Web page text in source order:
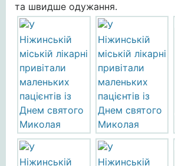
та швидше одужання.